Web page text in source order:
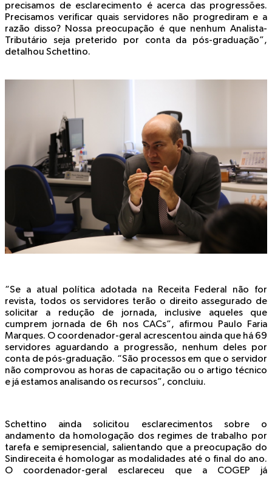
precisamos de esclarecimento é acerca das progressões.
Precisamos verificar quais servidores não progrediram e a
razão disso? Nossa preocupação é que nenhum Analista-
Tributário seja preterido por conta da pós-graduação”,
detalhou Schettino.
“Se a atual política adotada na Receita Federal não for
revista, todos os servidores terão o direito assegurado de
solicitar a redução de jornada, inclusive aqueles que
cumprem jornada de 6h nos CACs”, afirmou Paulo Faria
Marques. O coordenador-geral acrescentou ainda que há 69
servidores aguardando a progressão, nenhum deles por
conta de pós-graduação. “São processos em que o servidor
não comprovou as horas de capacitação ou o artigo técnico
e já estamos analisando os recursos”, concluiu.
Schettino ainda solicitou esclarecimentos sobre o
andamento da homologação dos regimes de trabalho por
tarefa e semipresencial, salientando que a preocupação do
Sindireceita é homologar as modalidades até o final do ano.
O coordenador-geral esclareceu que a COGEP já